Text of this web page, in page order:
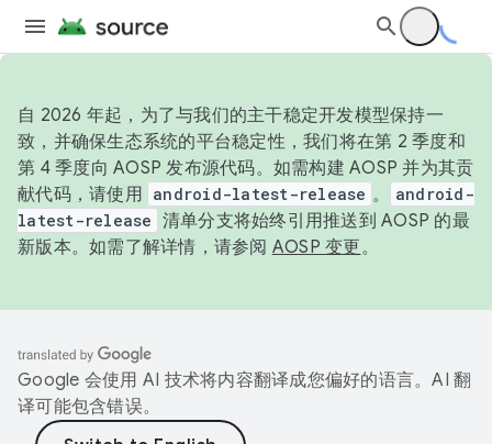
自 2026 年起，为了与我们的主干稳定开发模型保持一
致，并确保生态系统的平台稳定性，我们将在第 2 季度和
第 4 季度向 AOSP 发布源代码。如需构建 AOSP 并为其贡
献代码，请使用 android-latest-release 。
android-
latest-release 清单分支将始终引用推送到 AOSP 的最
新版本。如需了解详情，请参阅 AOSP 变更。
Google 会使用 AI 技术将内容翻译成您偏好的语言。AI 翻
译可能包含错误。